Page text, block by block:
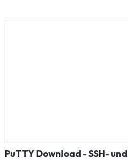
PuTTY Download - SSH-